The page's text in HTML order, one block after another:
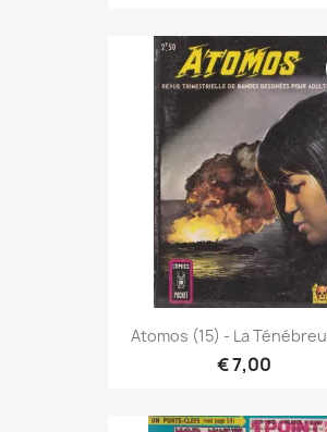
Atomos (15) - La
€ 7,00